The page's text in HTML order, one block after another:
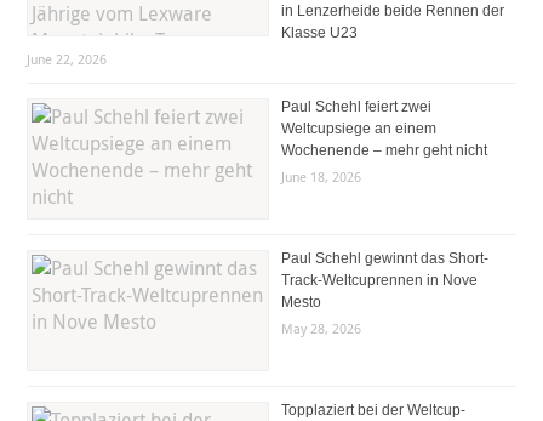
in Lenzerheide beide Rennen der
Klasse U23
June 22, 2026
Paul Schehl feiert zwei
Weltcupsiege an einem
Wochenende – mehr geht nicht
June 18, 2026
Paul Schehl gewinnt das Short-
Track-Weltcuprennen in Nove
Mesto
May 28, 2026
Topplaziert bei der Weltcup-